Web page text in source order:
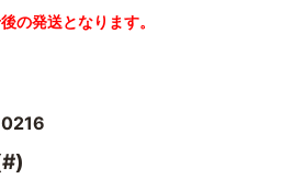
の発送となります。